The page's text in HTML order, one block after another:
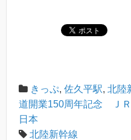
きっぷ, 佐久平駅, 北陸
道開業150周年記念 Ｊ
日本
北陸新幹線